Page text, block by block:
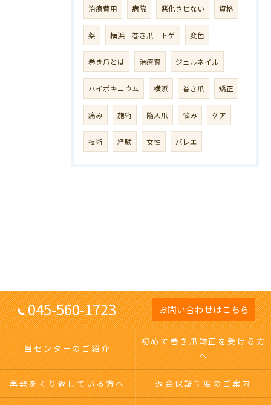
治療費用 病院 悪化させない 資格
薬 横浜 巻き爪 トゲ 変色
巻き爪とは 治療費 ジェルネイル
ハイポキニウム 横浜 巻き爪 矯正
痛み 施術 陥入爪 悩み ケア
技術 経験 女性 バレエ
045-560-1723 お問い合わせはこちら
当センターのご紹介
初めて巻き爪矯正を受ける方
へ
再発をくり返している方へ 返金保証制度のご案内